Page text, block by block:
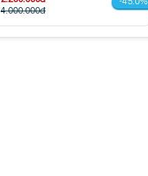
4.000.000đ